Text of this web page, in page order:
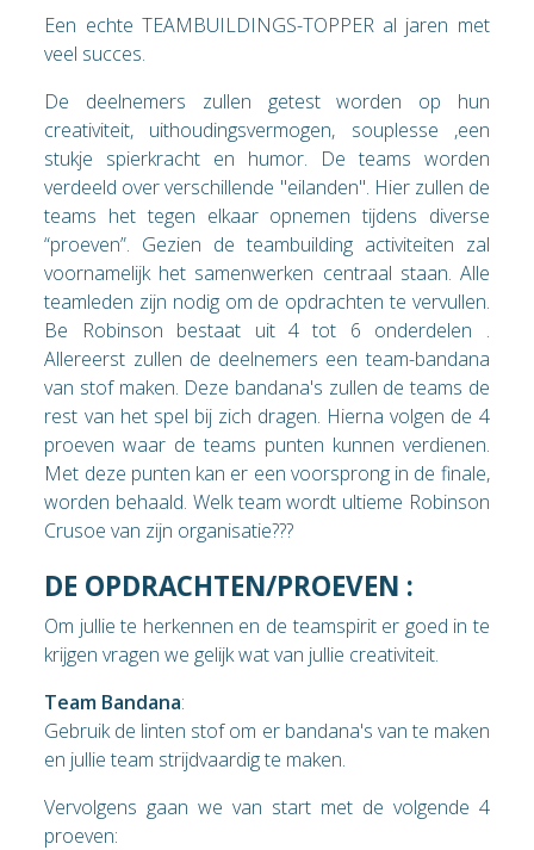
Een echte TEAMBUILDINGS-TOPPER al jaren met
veel succes.
De deelnemers zullen getest worden op hun
creativiteit, uithoudingsvermogen, souplesse ,een
stukje spierkracht en humor. De teams worden
verdeeld over verschillende "eilanden". Hier zullen de
teams het tegen elkaar opnemen tijdens diverse
“proeven”. Gezien de teambuilding activiteiten zal
voornamelijk het samenwerken centraal staan. Alle
teamleden zijn nodig om de opdrachten te vervullen.
Be Robinson bestaat uit 4 tot 6 onderdelen .
Allereerst zullen de deelnemers een team-bandana
van stof maken. Deze bandana's zullen de teams de
rest van het spel bij zich dragen. Hierna volgen de 4
proeven waar de teams punten kunnen verdienen.
Met deze punten kan er een voorsprong in de finale,
worden behaald. Welk team wordt ultieme Robinson
Crusoe van zijn organisatie???
DE OPDRACHTEN/PROEVEN :
Om jullie te herkennen en de teamspirit er goed in te
krijgen vragen we gelijk wat van jullie creativiteit.
Team Bandana:
Gebruik de linten stof om er bandana's van te maken
en jullie team strijdvaardig te maken.
Vervolgens gaan we van start met de volgende 4
proeven: